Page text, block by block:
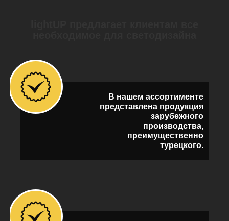
В нашем ассортименте
представлена продукция
зарубежного
производства,
преимущественно
турецкого.